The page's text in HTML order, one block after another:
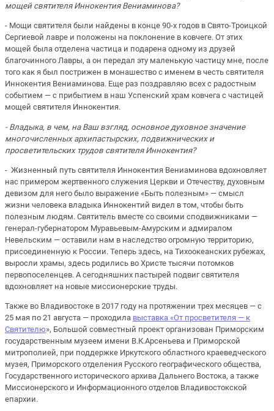
мощей святителя Иннокентия Вениаминова?
- Мощи святителя были найдены в конце 90-х годов в Свято-Троицкой
Сергиевой лавре и положены на поклонение в ковчеге. От этих
мощей была отделена частица и подарена одному из друзей
благочинного Лавры, а он передал эту маленькую частицу мне, после
того как я был пострижен в монашество с именем в честь святителя
Иннокентия Вениаминова. Еще раз поздравляю всех с радостным
событием — с прибытием в наш Успенский храм ковчега с частицей
мощей святителя Иннокентия.
- Владыка, в чем, на Ваш взгляд, основное духовное значение
многочисленных архипастырских, подвижнических и
просветительских трудов святителя Иннокентия?
- Жизненный путь святителя Иннокентия Вениаминова вдохновляет
нас примером жертвенного служения Церкви и Отечеству, духовным
девизом для него было выражение «Быть полезным» — смысл
жизни человека владыка Иннокентий видел в том, чтобы быть
полезным людям. Святитель вместе со своими сподвижниками —
генерал-губернатором Муравьевым-Амурским и адмиралом
Невельским — оставили нам в наследство огромную территорию,
присоединенную к России. Теперь здесь, на Тихоокеанских рубежах,
выросли храмы, здесь родились во Христе тысячи потомков
первопоселенцев. А сегодняшних пастырей подвиг святителя
вдохновляет на новые миссионерские труды.
Также во Владивостоке в 2017 году на протяжении трех месяцев — с
25 мая по 21 августа — проходила выставка «От просветителя — к
Святителю», Большой совместный проект организован Приморским
государственным музеем имени В.К.Арсеньева и Приморской
митрополией, при поддержке Иркутского областного краеведческого
музея, Приморского отделения Русского географического общества,
Государственного исторического архива Дальнего Востока, а также
Миссионерского и Информационного отделов Владивостокской
епархии.